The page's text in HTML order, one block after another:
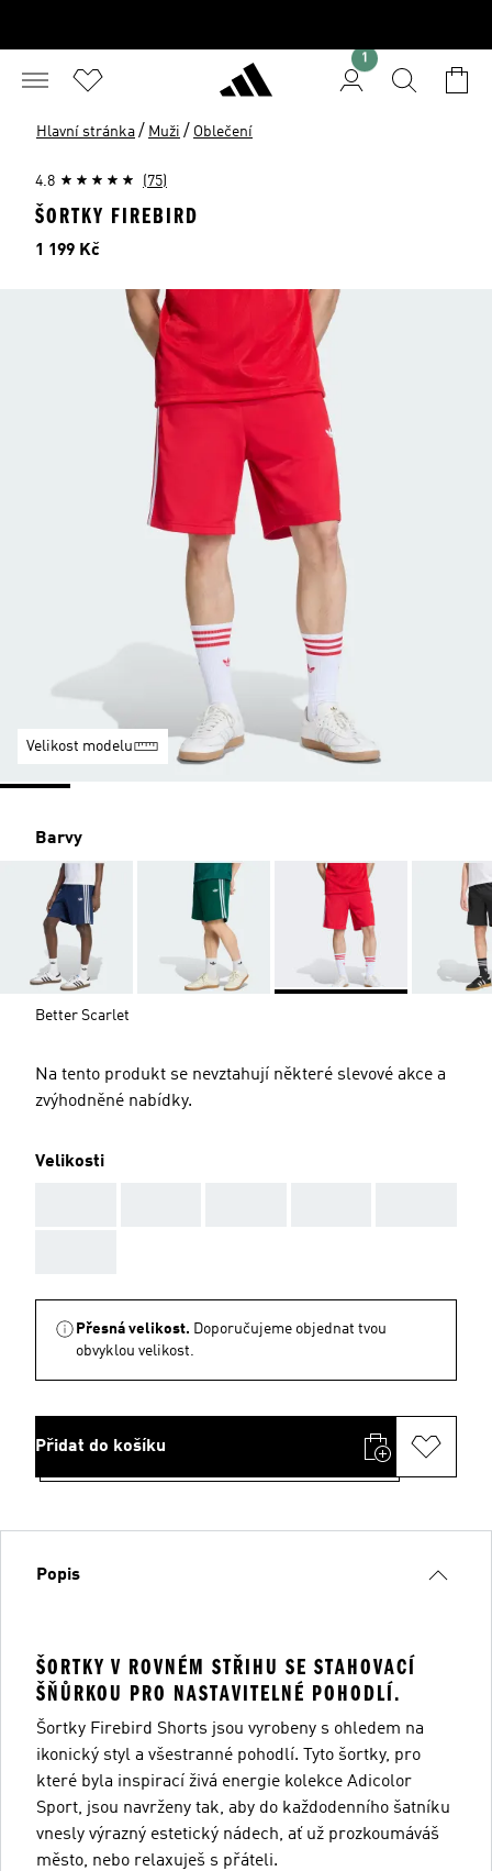
1
Hlavní stránka / Muži / Oblečení
4.8 (75)
ŠORTKY FIREBIRD
Cena
1 199 Kč
Velikost modelu
Barvy
Better Scarlet
Na tento produkt se nevztahují některé slevové akce a
zvýhodněné nabídky.
Velikosti
Přesná velikost. Doporučujeme objednat tvou
obvyklou velikost.
Přidat do košíku
Popis
ŠORTKY V ROVNÉM STŘIHU SE STAHOVACÍ
ŠŇŮRKOU PRO NASTAVITELNÉ POHODLÍ.
Šortky Firebird Shorts jsou vyrobeny s ohledem na
ikonický styl a všestranné pohodlí. Tyto šortky, pro
které byla inspirací živá energie kolekce Adicolor
Sport, jsou navrženy tak, aby do každodenního šatníku
vnesly výrazný estetický nádech, ať už prozkoumáváš
město, nebo relaxuješ s přáteli.